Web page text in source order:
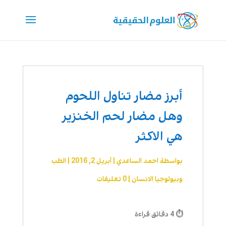
أبرز مضار تناول اللحوم
وهل مضار لحم الخنزير
هي الاكثر
بواسطةاحمد الساعدي| أبريل 2, 2016
الطب
وبيولوجيا الانسان| 0 تعليقات
⏱ 4 دقائق قراءة